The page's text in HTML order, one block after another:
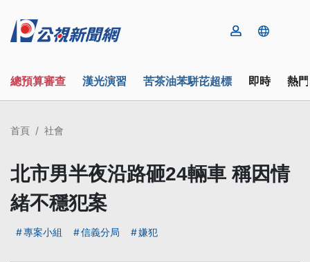
總預算審查 漢光演習 苦茶油苯駢芘超標 即時 熱
首頁 社會
北市男半夜沿路砸24輛車 稱因情
緒不穩犯案
專案小組 信義分局 嫌犯